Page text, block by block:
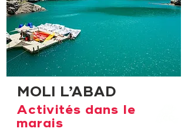
MOLI L’ABAD
Activités dans le
marais